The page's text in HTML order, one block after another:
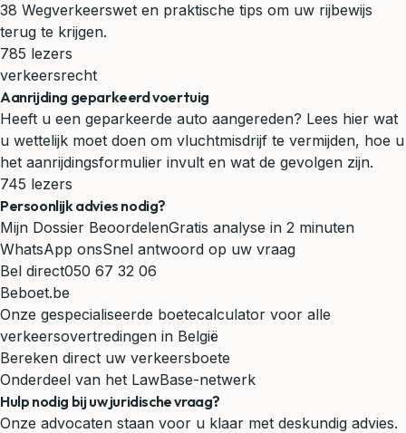
38 Wegverkeerswet en praktische tips om uw rijbewijs
terug te krijgen.
785 lezers
verkeersrecht
Aanrijding geparkeerd voertuig
Heeft u een geparkeerde auto aangereden? Lees hier wat
u wettelijk moet doen om vluchtmisdrijf te vermijden, hoe u
het aanrijdingsformulier invult en wat de gevolgen zijn.
745 lezers
Persoonlijk advies nodig?
Mijn Dossier BeoordelenGratis analyse in 2 minuten
WhatsApp onsSnel antwoord op uw vraag
Bel direct050 67 32 06
Beboet.be
Onze gespecialiseerde boetecalculator voor alle
verkeersovertredingen in België
Bereken direct uw verkeersboete
Onderdeel van het LawBase-netwerk
Hulp nodig bij uw juridische vraag?
Onze advocaten staan voor u klaar met deskundig advies.